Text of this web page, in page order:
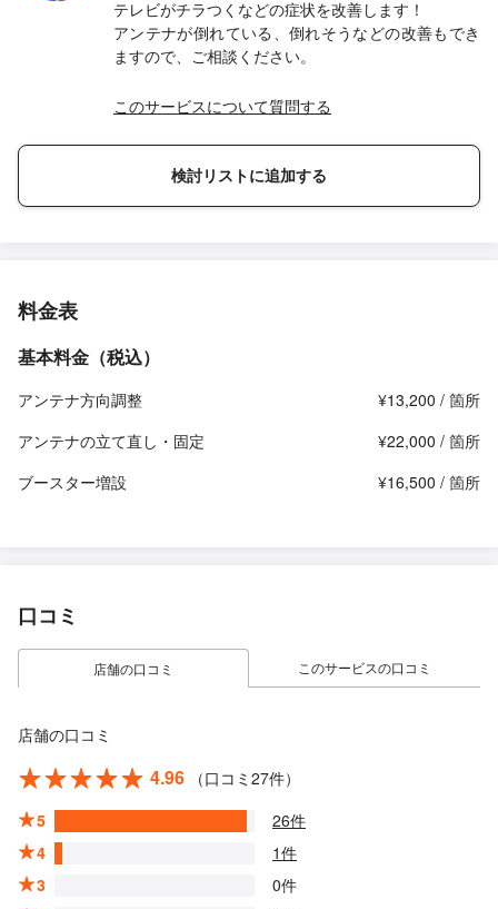
テレビがチラつくなどの症状を改善します！
アンテナが倒れている、倒れそうなどの改善もでき
ますので、ご相談ください。
このサービスについて質問する
検討リストに追加する
料金表
基本料金（税込）
アンテナ方向調整
¥13,200 / 箇所
アンテナの立て直し・固定
¥22,000 / 箇所
ブースター増設
¥16,500 / 箇所
口コミ
店舗の口コミ このサービスの口コミ
店舗の口コミ
4.96
（口コミ27件）
5
26件
4
1件
3
0件